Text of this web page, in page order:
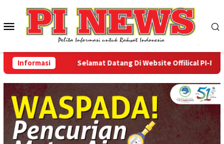
konten
Menu
Mobile
Informasi Selamat Datang Di Website Offilical PI-News